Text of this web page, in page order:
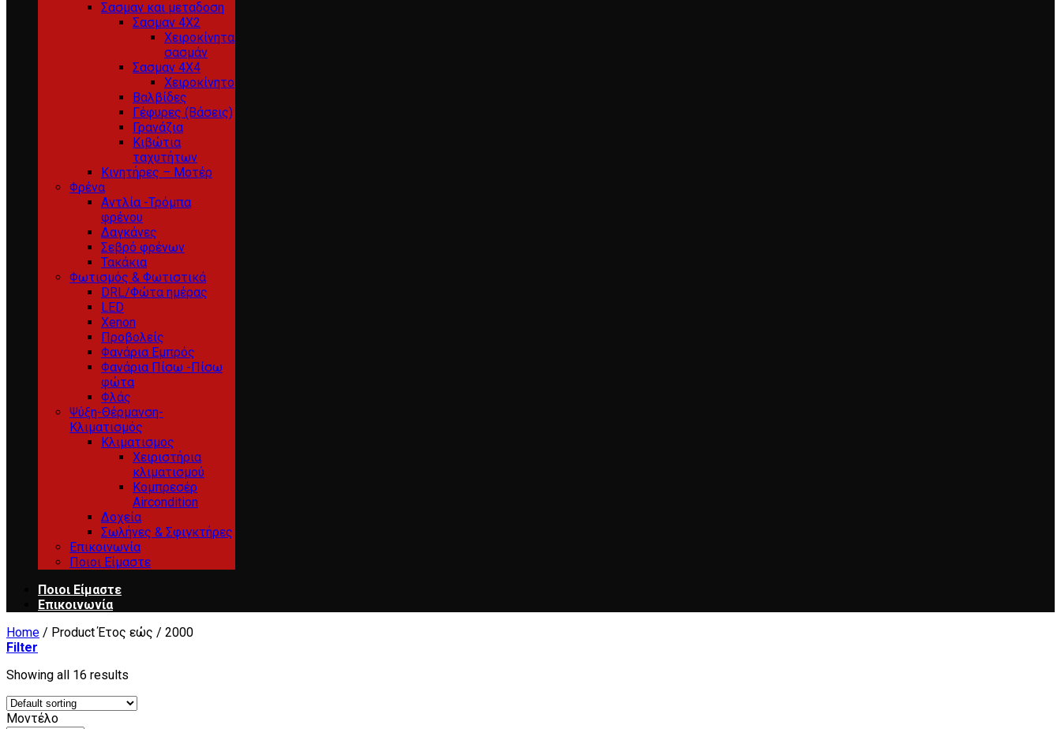
Σασμαν και μεταδοση
Σασμαν 4Χ2
Χειροκίνητα
σασμάν
Σασμαν 4Χ4
Χειροκίνητο
Βαλβίδες
Γέφυρες (Βάσεις)
Γρανάζια
Κιβώτια
ταχυτήτων
Κινητήρες – Μοτέρ
Φρένα
Αντλία -Τρόμπα
φρένου
Δαγκάνες
Σεβρό φρένων
Τακάκια
Φωτισμός & Φωτιστικά
DRL/Φώτα ημέρας
LED
Xenon
Προβολείς
Φανάρια Εμπρός
Φανάρια Πίσω -Πίσω
φώτα
Φλάς
Ψύξη-Θέρμανση-
Κλιματισμός
Κλιματισμος
Χειριστήρια
κλιματισμού
Κομπρεσέρ
Aircondition
Δοχεία
Σωλήνες & Σφιγκτήρες
Επικοινωνία
Ποιοι Είμαστε
Ποιοι Είμαστε
Επικοινωνία
Home / Product Έτος εώς / 2000
Filter
Showing all 16 results
Μοντέλο